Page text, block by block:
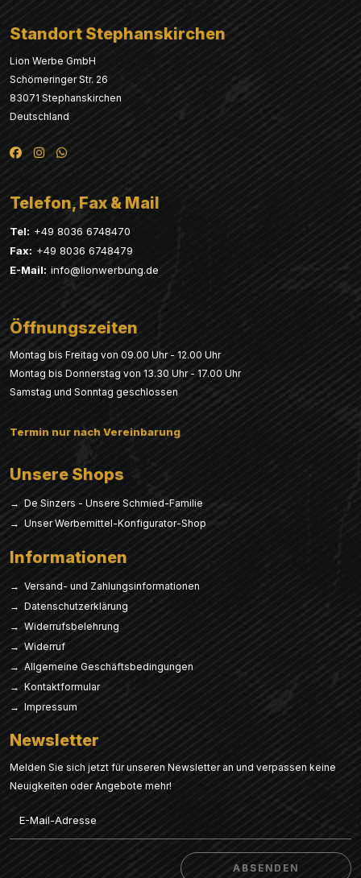
Standort Stephanskirchen
Lion Werbe GmbH
Schömeringer Str. 26
83071 Stephanskirchen
Deutschland
Telefon, Fax & Mail
Tel: +49 8036 6748470
Fax: +49 8036 6748479
E-Mail: info@lionwerbung.de
Öffnungszeiten
Montag bis Freitag von 09.00 Uhr - 12.00 Uhr
Montag bis Donnerstag von 13.30 Uhr - 17.00 Uhr
Samstag und Sonntag geschlossen
Termin nur nach Vereinbarung
Unsere Shops
→ De Sinzers - Unsere Schmied-Familie
→ Unser Werbemittel-Konfigurator-Shop
Informationen
→ Versand- und Zahlungsinformationen
→ Datenschutzerklärung
→ Widerrufsbelehrung
→ Widerruf
→ Allgemeine Geschäftsbedingungen
→ Kontaktformular
→ Impressum
Newsletter
Melden Sie sich jetzt für unseren Newsletter an und verpassen keine
Neuigkeiten oder Angebote mehr!
ABSENDEN
ABSENDEN